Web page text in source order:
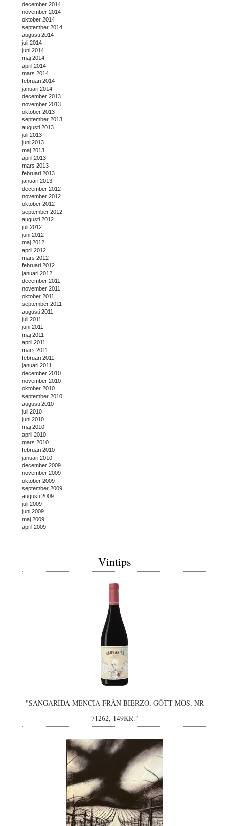
december 2014
november 2014
oktober 2014
september 2014
augusti 2014
juli 2014
juni 2014
maj 2014
april 2014
mars 2014
februari 2014
januari 2014
december 2013
november 2013
oktober 2013
september 2013
augusti 2013
juli 2013
juni 2013
maj 2013
april 2013
mars 2013
februari 2013
januari 2013
december 2012
november 2012
oktober 2012
september 2012
augusti 2012
juli 2012
juni 2012
maj 2012
april 2012
mars 2012
februari 2012
januari 2012
december 2011
november 2011
oktober 2011
september 2011
augusti 2011
juli 2011
juni 2011
maj 2011
april 2011
mars 2011
februari 2011
januari 2011
december 2010
november 2010
oktober 2010
september 2010
augusti 2010
juli 2010
juni 2010
maj 2010
april 2010
mars 2010
februari 2010
januari 2010
december 2009
november 2009
oktober 2009
september 2009
augusti 2009
juli 2009
juni 2009
maj 2009
april 2009
Vintips
"SANGARIDA MENCIA FRÅN BIERZO, GÔTT MOS, NR
71262, 149KR."